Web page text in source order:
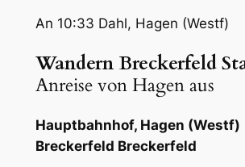
An 10:33 Dahl, Hagen (Westf)
Wandern Breckerfeld
Anreise von Hagen aus
Hauptbahnhof, Hagen
Breckerfeld Breckerfeld